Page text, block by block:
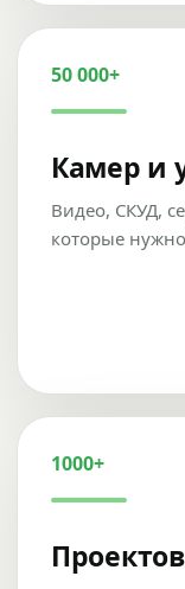
50 000+
Камер и
Видео, СКУД,
которые
1000+